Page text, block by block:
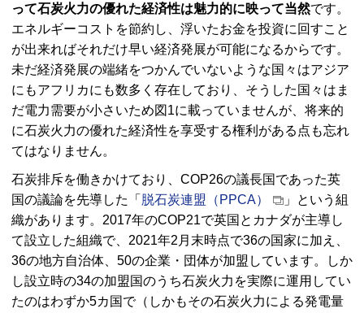
って石炭火力の優れた経済性は魅力的に映って当然です。
エネルギーコストを節約し、浮いたお金を投資に回すこと
が出来ればそれだけ早い経済発展が可能になるからです。
未だ経済発展の端緒をつかんでいないような国々はアジア
にもアフリカにも数多く存在しており、そうした国々はま
だ電力需要が小さいため図1に載っていませんが、将来的
に石炭火力の優れた経済性を享受する権利がある点も忘れ
てはなりません。
石炭排斥を働きかけており、COP26の議長国であった英
国の議論を先導した「 脱石炭連盟（PPCA）
」という組
織があります。2017年のCOP21で英国とカナダが主導し
て設立した組織で、2021年2月末時点で36の国家に加え、
36の地方自治体、50の企業・団体が加盟しています。しか
し設立時の34の加盟国のうち石炭火力を実際に運用してい
たのはわずか5カ国で（しかもその石炭火力による発電量